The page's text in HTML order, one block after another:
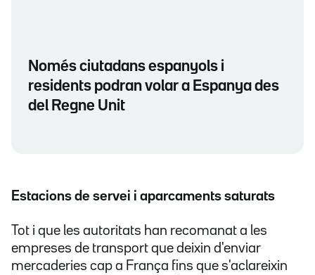
Només ciutadans espanyols i
residents podran volar a Espanya des
del Regne Unit
Estacions de servei i aparcaments saturats
Tot i que les autoritats han recomanat a les
empreses de transport que deixin d'enviar
mercaderies cap a França fins que s'aclareixin